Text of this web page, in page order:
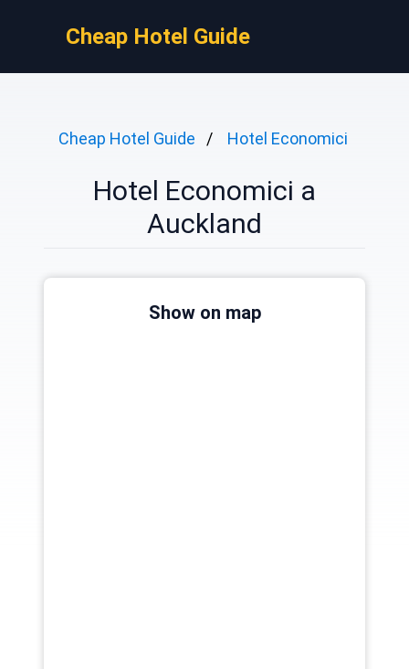
Cheap Hotel Guide
Cheap Hotel Guide Hotel Economici
Hotel Economici a
Auckland
Show on map